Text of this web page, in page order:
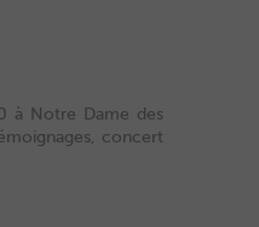
à Notre Dame des
concert